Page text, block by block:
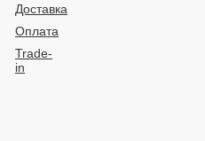
Доставка
Оплата
Trade-
in